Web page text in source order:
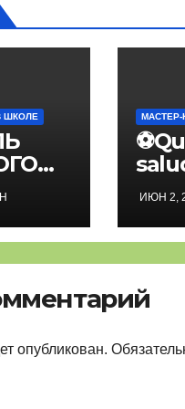
ШКОЛЕ
ИЮН 2,
опубликован.